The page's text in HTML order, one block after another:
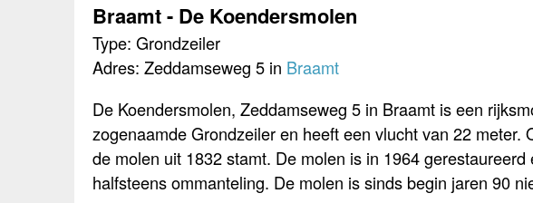
Braamt - De Koendersmolen
Type: Grondzeiler
Adres: Zeddamseweg 5 in Braamt
De Koendersmolen, Zeddamseweg 5 in Braamt is een
zogenaamde Grondzeiler en heeft een vlucht van 22 meter.
de molen uit 1832 stamt. De molen is in 1964 gerestaureerd
halfsteens ommanteling. De molen is sinds begin jaren 90